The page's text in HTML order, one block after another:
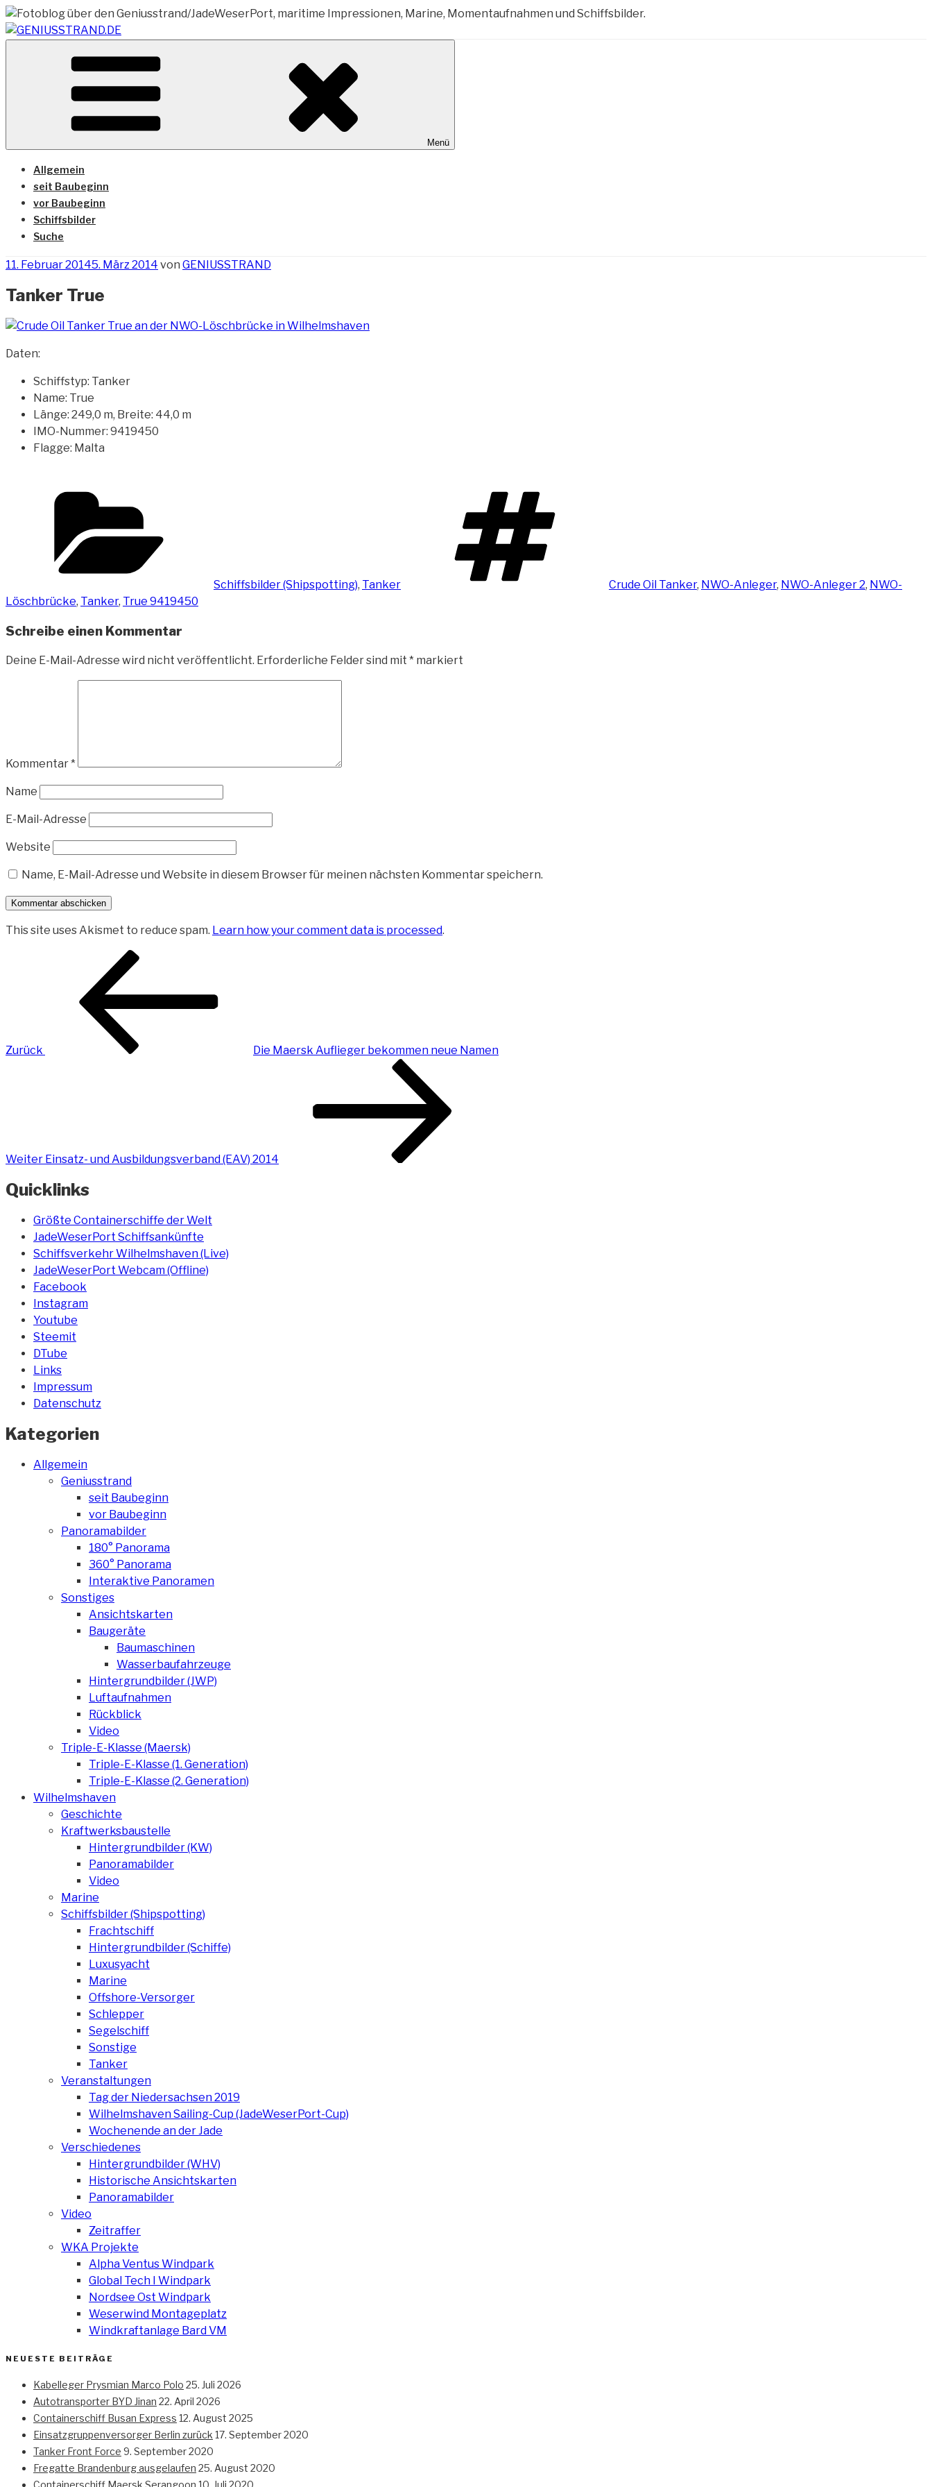
Zum
Inhalt
springen
GENIUSSTRAND.DE
Vom Geniusstrand zum JadeWeserPort/Container Terminal Wilhelmshaven
Menü
Allgemein
seit Baubeginn
vor Baubeginn
Schiffsbilder
Suche
Veröffentlicht
11. Februar 20145. März 2014 von GENIUSSTRAND
Tanker True
Daten:
Schiffstyp: Tanker
Name: True
Länge: 249,0 m, Breite: 44,0 m
IMO-Nummer: 9419450
Flagge: Malta
Schiffsbilder (Shipspotting), Tanker Crude Oil Tanker, NWO-Anleger, NWO-Anleger 2, NWO-
Löschbrücke, Tanker, True 9419450
Schreibe einen Kommentar
Deine E-Mail-Adresse wird nicht veröffentlicht. Erforderliche Felder sind mit * markiert
Kommentar*
Name
E-Mail-Adresse
Website
Name, E-Mail-Adresse und Website in diesem Browser für meinen nächsten Kommentar speichern.
This site uses Akismet to reduce spam. Learn how your comment data is processed.
Beitragsnavigation
Zurück
Die Maersk Auflieger bekommen neue Namen
Weiter Einsatz- und Ausbildungsverband (EAV) 2014
Quicklinks
Größte Containerschiffe der Welt
JadeWeserPort Schiffsankünfte
Schiffsverkehr Wilhelmshaven (Live)
JadeWeserPort Webcam (Offline)
Facebook
Instagram
Youtube
Steemit
DTube
Links
Impressum
Datenschutz
Kategorien
Allgemein
Geniusstrand
seit Baubeginn
vor Baubeginn
Panoramabilder
180° Panorama
360° Panorama
Interaktive Panoramen
Sonstiges
Ansichtskarten
Baugeräte
Baumaschinen
Wasserbaufahrzeuge
Hintergrundbilder (JWP)
Luftaufnahmen
Rückblick
Video
Triple-E-Klasse (Maersk)
Triple-E-Klasse (1. Generation)
Triple-E-Klasse (2. Generation)
Wilhelmshaven
Geschichte
Kraftwerksbaustelle
Hintergrundbilder (KW)
Panoramabilder
Video
Marine
Schiffsbilder (Shipspotting)
Frachtschiff
Hintergrundbilder (Schiffe)
Luxusyacht
Marine
Offshore-Versorger
Schlepper
Segelschiff
Sonstige
Tanker
Veranstaltungen
Tag der Niedersachsen 2019
Wilhelmshaven Sailing-Cup (JadeWeserPort-Cup)
Wochenende an der Jade
Verschiedenes
Hintergrundbilder (WHV)
Historische Ansichtskarten
Panoramabilder
Video
Zeitraffer
WKA Projekte
Alpha Ventus Windpark
Global Tech I Windpark
Nordsee Ost Windpark
Weserwind Montageplatz
Windkraftanlage Bard VM
NEUESTE BEITRÄGE
Kabelleger Prysmian Marco Polo 25. Juli 2026
Autotransporter BYD Jinan 22. April 2026
Containerschiff Busan Express 12. August 2025
Einsatzgruppenversorger Berlin zurück 17. September 2020
Tanker Front Force 9. September 2020
Fregatte Brandenburg ausgelaufen 25. August 2020
Containerschiff Maersk Serangoon 10. Juli 2020